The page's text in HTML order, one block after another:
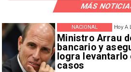
MÁS
Hoy A
Ministro Arrau
bancario y
logra levantarlo
casos
NACIONAL